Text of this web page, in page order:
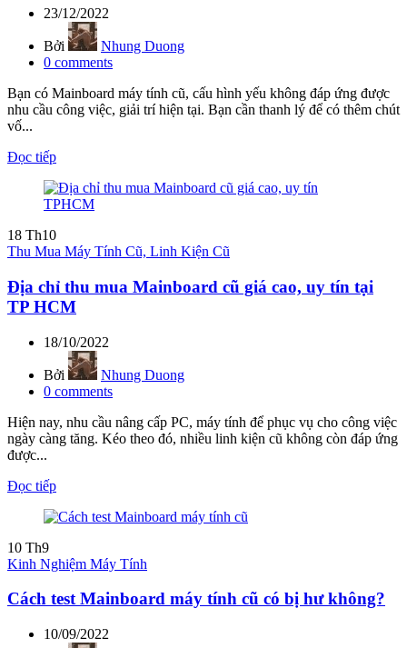
23/12/2022
Bởi
Nhung Duong
0 comments
Bạn có Mainboard máy tính cũ, cấu hình yếu không đáp ứng được
nhu cầu công việc, giải trí hiện tại. Bạn cần thanh lý để có thêm chút
vố...
Đọc tiếp
18 Th10
Thu Mua Máy Tính Cũ, Linh Kiện Cũ
Địa chỉ thu mua Mainboard cũ giá cao, uy tín tại
TP HCM
18/10/2022
Bởi
Nhung Duong
0 comments
Hiện nay, nhu cầu nâng cấp PC, máy tính để phục vụ cho công việc
ngày càng tăng. Kéo theo đó, nhiều linh kiện cũ không còn đáp ứng
được...
Đọc tiếp
10 Th9
Kinh Nghiệm Máy Tính
Cách test Mainboard máy tính cũ có bị hư không?
10/09/2022